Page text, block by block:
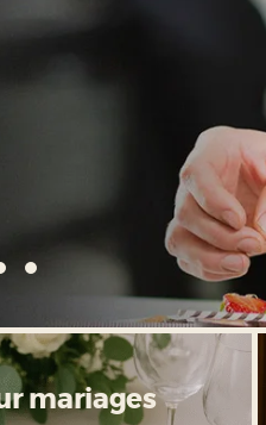
entreprises
mariages